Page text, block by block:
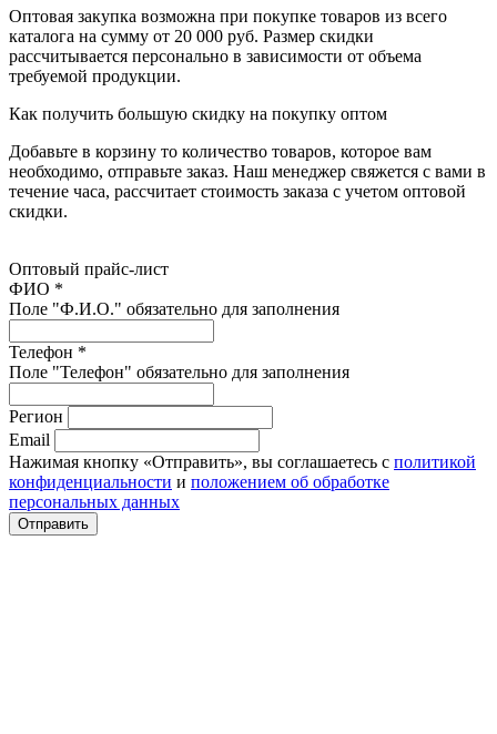
Оптовая закупка возможна при покупке товаров из всего
каталога на сумму от 20 000 руб. Размер скидки
рассчитывается персонально в зависимости от объема
требуемой продукции.
Как получить большую скидку на покупку оптом
Добавьте в корзину то количество товаров, которое вам
необходимо, отправьте заказ. Наш менеджер свяжется с вами в
течение часа, рассчитает стоимость заказа с учетом оптовой
скидки.
Оптовый прайс-лист
ФИО *
Поле "Ф.И.О." обязательно для заполнения
Телефон *
Поле "Телефон" обязательно для заполнения
Регион
Email
Нажимая кнопку «Отправить», вы соглашаетесь с политикой
конфиденциальности и положением об обработке
персональных данных
Отправить